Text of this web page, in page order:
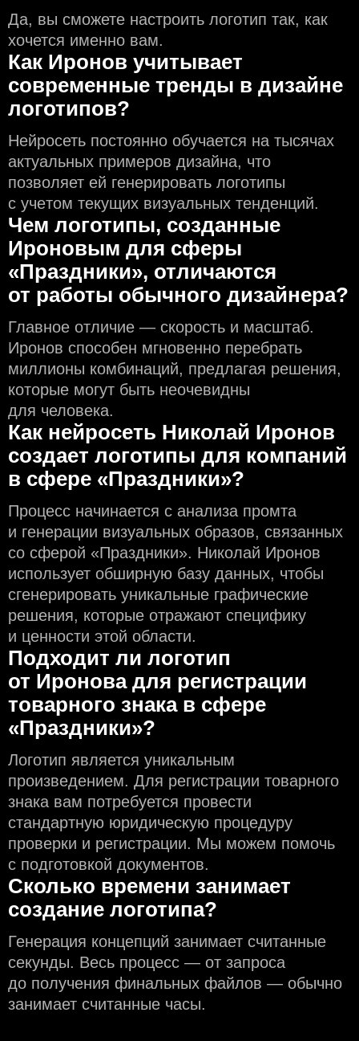
Да, вы сможете настроить логотип так, как
хочется именно вам.
Как Иронов учитывает
современные тренды в дизайне
логотипов?
Нейросеть постоянно обучается на тысячах
актуальных примеров дизайна, что
позволяет ей генерировать логотипы
с учeтом текущих визуальных тенденций.
Чем логотипы, созданные
Ироновым для сферы
«Праздники», отличаются
от работы обычного дизайнера?
Главное отличие — скорость и масштаб.
Иронов способен мгновенно перебрать
миллионы комбинаций, предлагая решения,
которые могут быть неочевидны
для человека.
Как нейросеть Николай Иронов
создаeт логотипы для компаний
в сфере «Праздники»?
Процесс начинается с анализа промта
и генерации визуальных образов, связанных
со сферой «Праздники». Николай Иронов
использует обширную базу данных, чтобы
сгенерировать уникальные графические
решения, которые отражают специфику
и ценности этой области.
Подходит ли логотип
от Иронова для регистрации
товарного знака в сфере
«Праздники»?
Логотип является уникальным
произведением. Для регистрации товарного
знака вам потребуется провести
стандартную юридическую процедуру
проверки и регистрации. Мы можем помочь
с подготовкой документов.
Сколько времени занимает
создание логотипа?
Генерация концепций занимает считанные
секунды. Весь процесс — от запроса
до получения финальных файлов — обычно
занимает считанные часы.